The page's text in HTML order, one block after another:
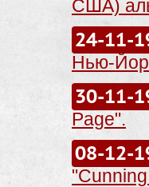
США)
24-11-
Нью-
30-11-
Page".
08-12-